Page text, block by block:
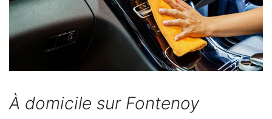
À domicile sur Fontenoy